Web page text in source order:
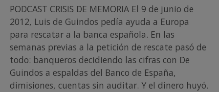
PODCAST CRISIS DE MEMORIA El 9 de junio de
2012, Luis de Guindos pedía ayuda a Europa
para rescatar a la banca española. En las
semanas previas a la petición de rescate pasó de
todo: banqueros decidiendo las cifras con De
Guindos a espaldas del Banco de España,
dimisiones, cuentas sin auditar. Y el dinero huyó.